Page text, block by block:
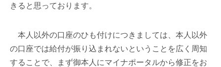
きると思っております。
本人以外の口座のひも付けにつきましては、本人以外
の口座では給付が振り込まれないということを広く周知
することで、まず御本人にマイナポータルから修正をお